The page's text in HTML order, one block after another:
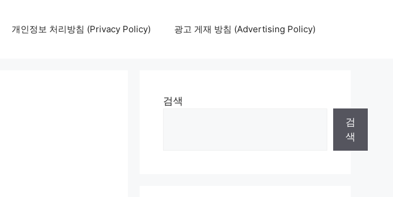
개인정보 처리방침 (Privacy Policy) 광고 게재 방침 (Advertising Policy)
검색
검
색